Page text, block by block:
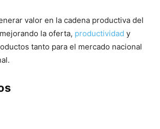
valor en la cadena productiva del
la oferta, productividad y
tanto para el mercado nacional